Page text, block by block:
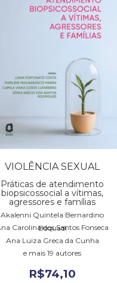
VIOLÊNCIA SEXUAL
Práticas de atendimento
biopsicossocial a vítimas,
agressores e famílias
Akalenni Quintela Bernardino
Ana Carolina dos Santos Fonseca Boquadi
Ana Luiza Greca da Cunha
e mais 19 autores
R$74,10